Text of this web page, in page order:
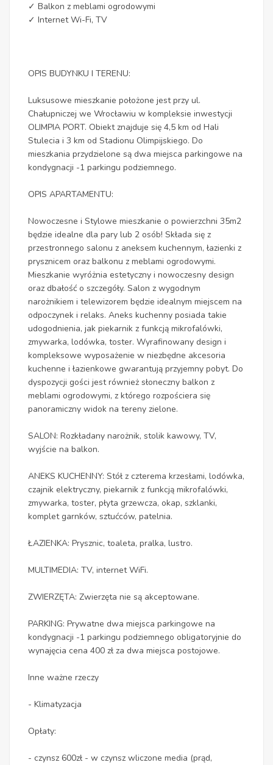
✓ Balkon z meblami ogrodowymi
✓ Internet Wi-Fi, TV
OPIS BUDYNKU I TERENU:
Luksusowe mieszkanie położone jest przy ul.
Chałupniczej we Wrocławiu w kompleksie inwestycji
OLIMPIA PORT. Obiekt znajduje się 4,5 km od Hali
Stulecia i 3 km od Stadionu Olimpijskiego. Do
mieszkania przydzielone są dwa miejsca parkingowe na
kondygnacji -1 parkingu podziemnego.
OPIS APARTAMENTU:
Nowoczesne i Stylowe mieszkanie o powierzchni 35m2
będzie idealne dla pary lub 2 osób! Składa się z
przestronnego salonu z aneksem kuchennym, łazienki z
prysznicem oraz balkonu z meblami ogrodowymi.
Mieszkanie wyróżnia estetyczny i nowoczesny design
oraz dbałość o szczegóły. Salon z wygodnym
narożnikiem i telewizorem będzie idealnym miejscem na
odpoczynek i relaks. Aneks kuchenny posiada takie
udogodnienia, jak piekarnik z funkcją mikrofalówki,
zmywarka, lodówka, toster. Wyrafinowany design i
kompleksowe wyposażenie w niezbędne akcesoria
kuchenne i łazienkowe gwarantują przyjemny pobyt. Do
dyspozycji gości jest również słoneczny balkon z
meblami ogrodowymi, z którego rozpościera się
panoramiczny widok na tereny zielone.
SALON: Rozkładany narożnik, stolik kawowy, TV,
wyjście na balkon.
ANEKS KUCHENNY: Stół z czterema krzesłami, lodówka,
czajnik elektryczny, piekarnik z funkcją mikrofalówki,
zmywarka, toster, płyta grzewcza, okap, szklanki,
komplet garnków, sztućców, patelnia.
ŁAZIENKA: Prysznic, toaleta, pralka, lustro.
MULTIMEDIA: TV, internet WiFi.
ZWIERZĘTA: Zwierzęta nie są akceptowane.
PARKING: Prywatne dwa miejsca parkingowe na
kondygnacji -1 parkingu podziemnego obligatoryjnie do
wynajęcia cena 400 zł za dwa miejsca postojowe.
Inne ważne rzeczy
- Klimatyzacja
Opłaty:
- czynsz 600zł - w czynsz wliczone media (prąd,